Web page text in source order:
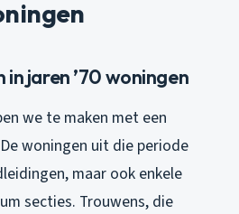
in jaren ’70 woningen
we te maken met een
woningen uit die periode
maar ook enkele
secties. Trouwens, die